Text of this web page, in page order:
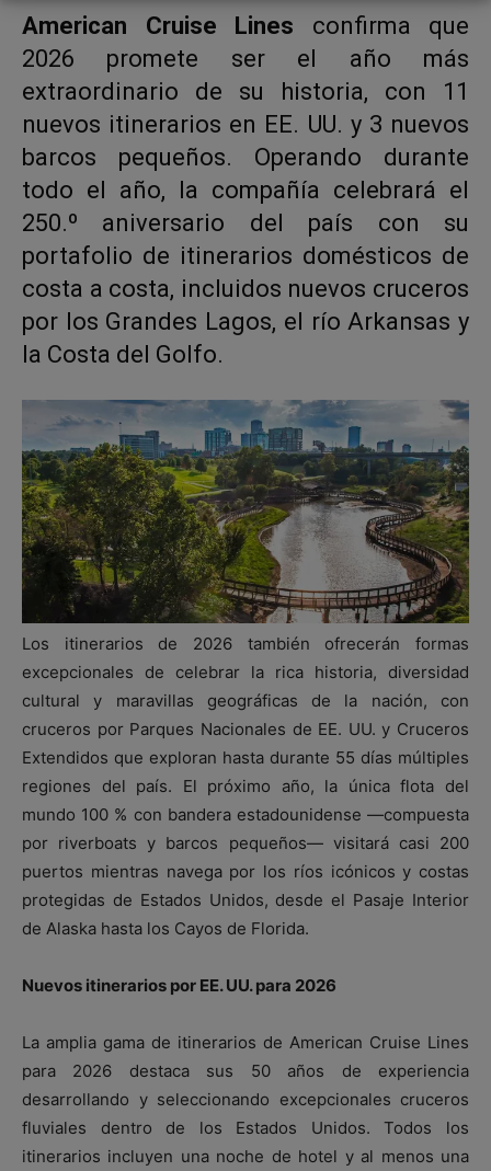
American Cruise Lines confirma que
2026 promete ser el año más
extraordinario de su historia, con 11
nuevos itinerarios en EE. UU. y 3 nuevos
barcos pequeños. Operando durante
todo el año, la compañía celebrará el
250.º aniversario del país con su
portafolio de itinerarios domésticos de
costa a costa, incluidos nuevos cruceros
por los Grandes Lagos, el río Arkansas y
la Costa del Golfo.
Los itinerarios de 2026 también ofrecerán formas
excepcionales de celebrar la rica historia, diversidad
cultural y maravillas geográficas de la nación, con
cruceros por Parques Nacionales de EE. UU. y Cruceros
Extendidos que exploran hasta durante 55 días múltiples
regiones del país. El próximo año, la única flota del
mundo 100 % con bandera estadounidense —compuesta
por riverboats y barcos pequeños— visitará casi 200
puertos mientras navega por los ríos icónicos y costas
protegidas de Estados Unidos, desde el Pasaje Interior
de Alaska hasta los Cayos de Florida.
Nuevos itinerarios por EE. UU. para 2026
La amplia gama de itinerarios de American Cruise Lines
para 2026 destaca sus 50 años de experiencia
desarrollando y seleccionando excepcionales cruceros
fluviales dentro de los Estados Unidos. Todos los
itinerarios incluyen una noche de hotel y al menos una